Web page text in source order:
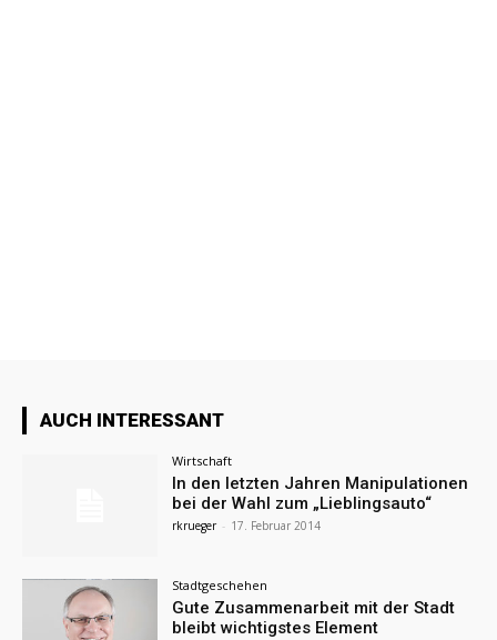
AUCH INTERESSANT
Wirtschaft
In den letzten Jahren Manipulationen
bei der Wahl zum „Lieblingsauto“
rkrueger - 17. Februar 2014
Stadtgeschehen
Gute Zusammenarbeit mit der Stadt
bleibt wichtigstes Element